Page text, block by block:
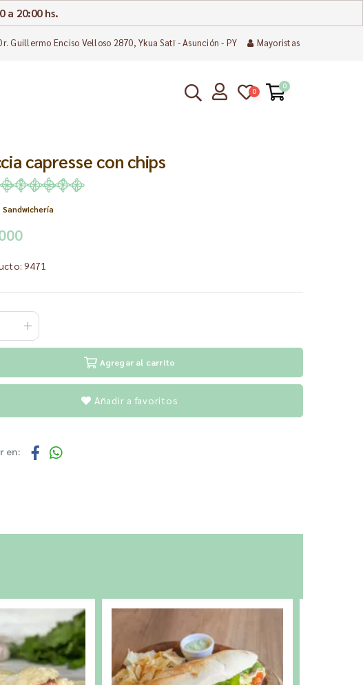
a 20:00 hs.
Guillermo Enciso Velloso 2870, Ykua Satĩ - Asunción - PY Mayoristas
0
0
capresse con chips
Sandwichería
9471
Agregar al carrito
Añadir a favoritos
en: